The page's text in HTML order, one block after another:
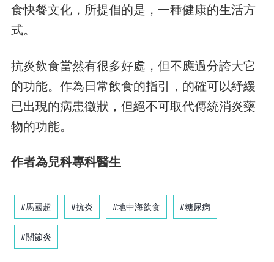
食快餐文化，所提倡的是，一種健康的生活方
式。
抗炎飲食當然有很多好處，但不應過分誇大它
的功能。作為日常飲食的指引，的確可以紓緩
已出現的病患徵狀，但絕不可取代傳統消炎藥
物的功能。
作者為兒科專科醫生
#馬國超 #抗炎 #地中海飲食 #糖尿病
#關節炎